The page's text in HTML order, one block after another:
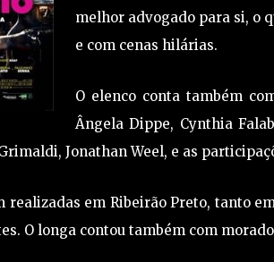
melhor advogado para si, o
e com cenas hilárias.
O elenco conta também
Ângela Dippe, Cynthia
Jonathan Weel, e as
em Ribeirão Preto, tanto
O longa contou também com